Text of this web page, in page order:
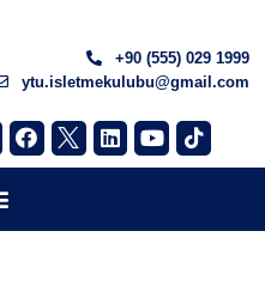
+90 (555) 029 1999
ytu.isletmekulubu@gmail.com